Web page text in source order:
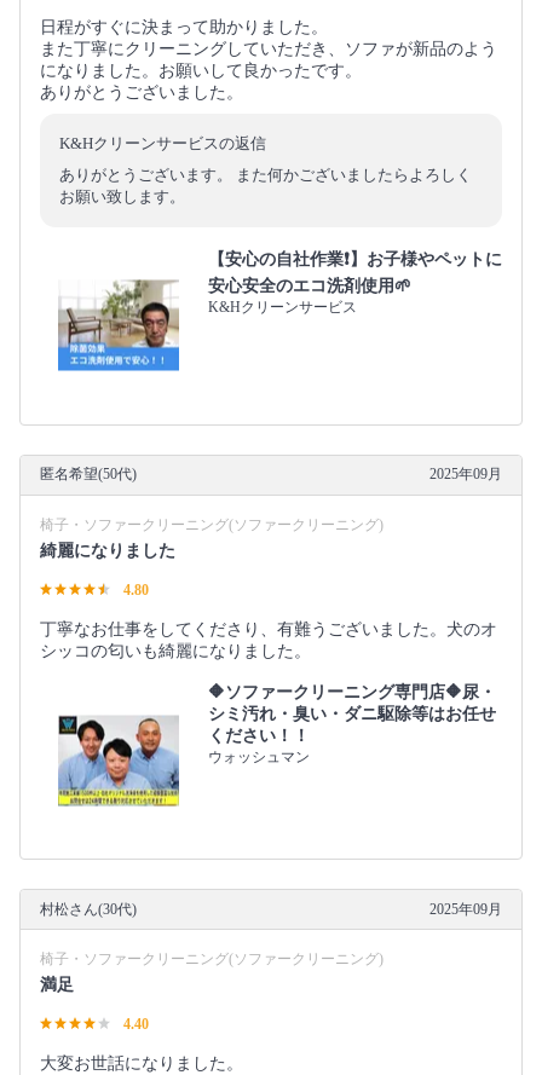
日程がすぐに決まって助かりました。
また丁寧にクリーニングしていただき、ソファが新品のよう
になりました。お願いして良かったです。
ありがとうございました。
K&Hクリーンサービスの返信
ありがとうございます。 また何かございましたらよろしく
お願い致します。
【安心の自社作業❗️】お子様やペットに
安心安全のエコ洗剤使用🌱
K&Hクリーンサービス
匿名希望(50代) 2025年09月
椅子・ソファークリーニング(ソファークリーニング)
綺麗になりました
4.80
丁寧なお仕事をしてくださり、有難うございました。犬のオ
シッコの匂いも綺麗になりました。
🔶ソファークリーニング専門店🔶尿・
シミ汚れ・臭い・ダニ駆除等はお任せ
ください！！
ウォッシュマン
村松さん(30代) 2025年09月
椅子・ソファークリーニング(ソファークリーニング)
満足
4.40
大変お世話になりました。